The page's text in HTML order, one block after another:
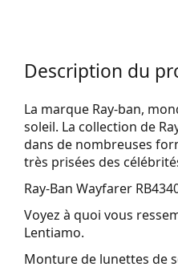
Description du
La marque Ray-ban,
soleil. La collection de
dans de nombreuses
très prisées des
Ray-Ban Wayfarer
Voyez à quoi vous
Lentiamo.
Monture de lunettes de